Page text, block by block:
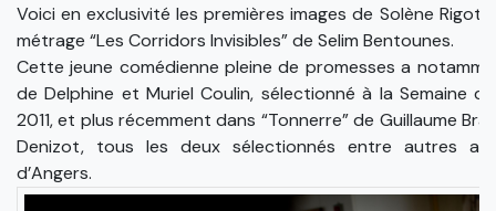
Voici en exclusivité les premières images de Solène
métrage “Les Corridors Invisibles” de Selim Bentounes.
Cette jeune comédienne pleine de promesses a
de Delphine et Muriel Coulin, sélectionné à la Semaine
2011, et plus récemment dans “Tonnerre” de Guillaume
Denizot, tous les deux sélectionnés entre autres au
d’Angers.